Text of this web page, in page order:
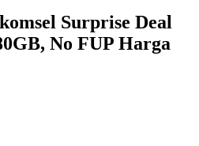
Surprise Deal
No FUP Harga